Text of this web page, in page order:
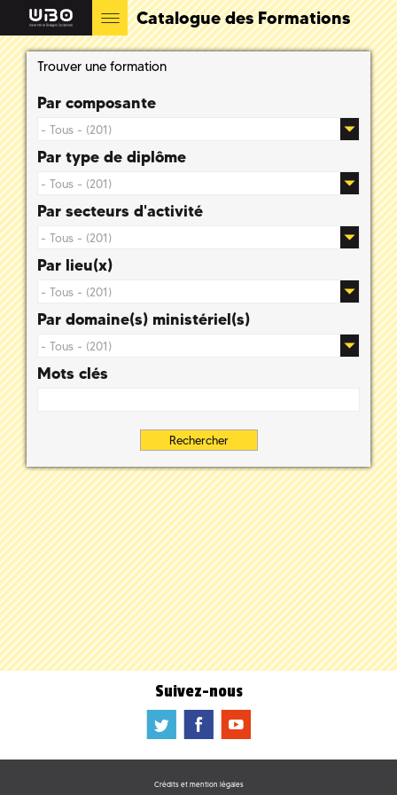
Catalogue des Formations
Trouver une formation
Par composante
Par type de diplôme
Par secteurs d'activité
Par lieu(x)
Par domaine(s) ministériel(s)
Mots clés
Suivez-nous
a b f
Crédits et mention légales